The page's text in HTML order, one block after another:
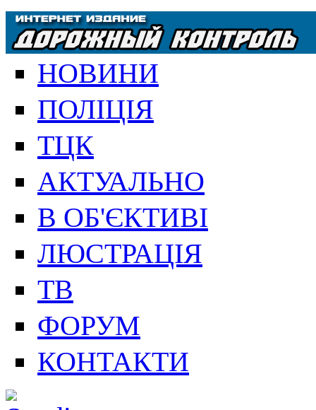
НОВИНИ
ПОЛІЦІЯ
ТЦК
АКТУАЛЬНО
В ОБ'ЄКТИВІ
ЛЮСТРАЦІЯ
ТВ
ФОРУМ
КОНТАКТИ